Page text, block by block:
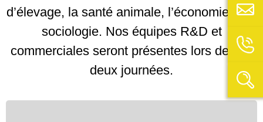
d’élevage, la santé animale, l’économie et la
sociologie. Nos équipes R&D et
commerciales seront présentes lors de ces
deux journées.